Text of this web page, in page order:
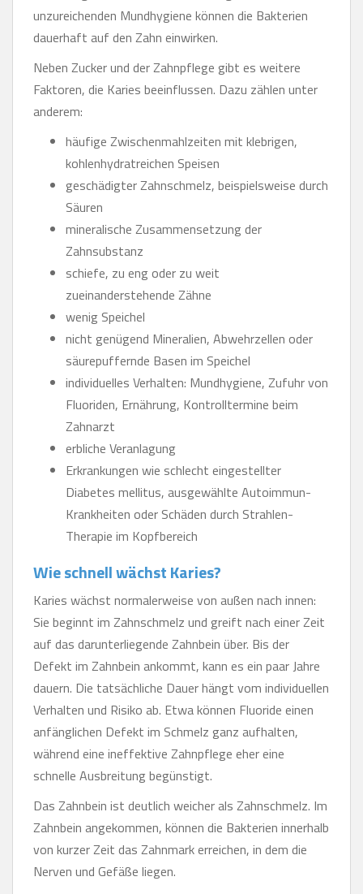
unzureichenden Mundhygiene können die Bakterien
dauerhaft auf den Zahn einwirken.
Neben Zucker und der Zahnpflege gibt es weitere
Faktoren, die Karies beeinflussen. Dazu zählen unter
anderem:
häufige Zwischenmahlzeiten mit klebrigen,
kohlenhydratreichen Speisen
geschädigter Zahnschmelz, beispielsweise durch
Säuren
mineralische Zusammensetzung der
Zahnsubstanz
schiefe, zu eng oder zu weit
zueinanderstehende Zähne
wenig Speichel
nicht genügend Mineralien, Abwehrzellen oder
säurepuffernde Basen im Speichel
individuelles Verhalten: Mundhygiene, Zufuhr von
Fluoriden, Ernährung, Kontrolltermine beim
Zahnarzt
erbliche Veranlagung
Erkrankungen wie schlecht eingestellter
Diabetes mellitus, ausgewählte Autoimmun-
Krankheiten oder Schäden durch Strahlen-
Therapie im Kopfbereich
Wie schnell wächst Karies?
Karies wächst normalerweise von außen nach innen:
Sie beginnt im Zahnschmelz und greift nach einer Zeit
auf das darunterliegende Zahnbein über. Bis der
Defekt im Zahnbein ankommt, kann es ein paar Jahre
dauern. Die tatsächliche Dauer hängt vom individuellen
Verhalten und Risiko ab. Etwa können Fluoride einen
anfänglichen Defekt im Schmelz ganz aufhalten,
während eine ineffektive Zahnpflege eher eine
schnelle Ausbreitung begünstigt.
Das Zahnbein ist deutlich weicher als Zahnschmelz. Im
Zahnbein angekommen, können die Bakterien innerhalb
von kurzer Zeit das Zahnmark erreichen, in dem die
Nerven und Gefäße liegen.